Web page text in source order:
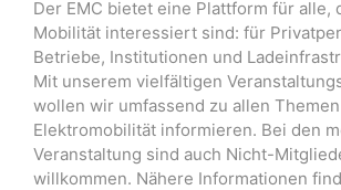
Der EMC bietet eine Plattform für alle,
Mobilität interessiert sind: für
Betriebe, Institutionen und
Mit unserem vielfältigen
wollen wir umfassend zu allen
Elektromobilität informieren. Bei den
Veranstaltung sind auch Nicht-
willkommen. Nähere Informationen